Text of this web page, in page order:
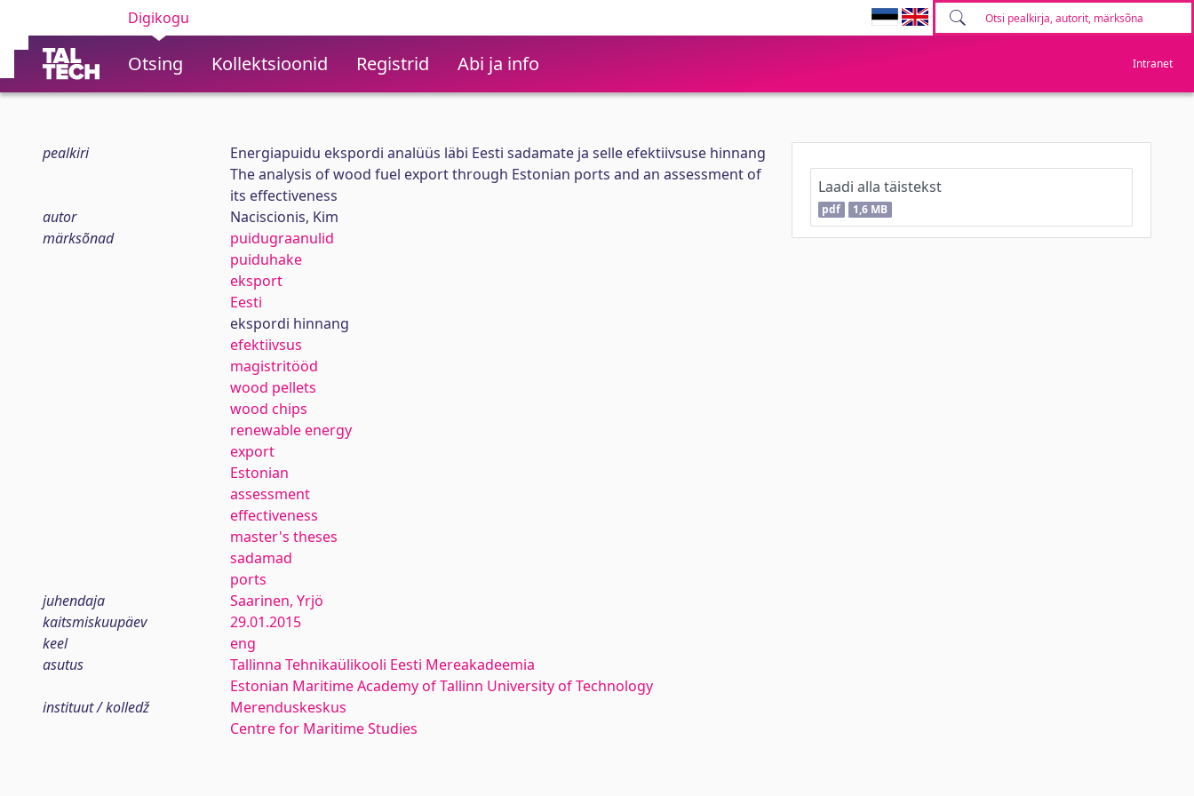
Digikogu
Otsing Kollektsioonid Registrid Abi ja info Intranet
pealkiri
Energiapuidu ekspordi analüüs läbi Eesti sadamate ja selle efektiivsuse hinnang
The analysis of wood fuel export through Estonian ports and an assessment of
its effectiveness
autor
Naciscionis, Kim
märksõnad
puidugraanulid
puiduhake
eksport
Eesti
ekspordi hinnang
efektiivsus
magistritööd
wood pellets
wood chips
renewable energy
export
Estonian
assessment
effectiveness
master's theses
sadamad
ports
juhendaja
Saarinen, Yrjö
kaitsmiskuupäev
29.01.2015
keel
eng
asutus
Tallinna Tehnikaülikooli Eesti Mereakadeemia
Estonian Maritime Academy of Tallinn University of Technology
instituut / kolledž
Merenduskeskus
Centre for Maritime Studies
Laadi alla täistekst
pdf 1,6 MB